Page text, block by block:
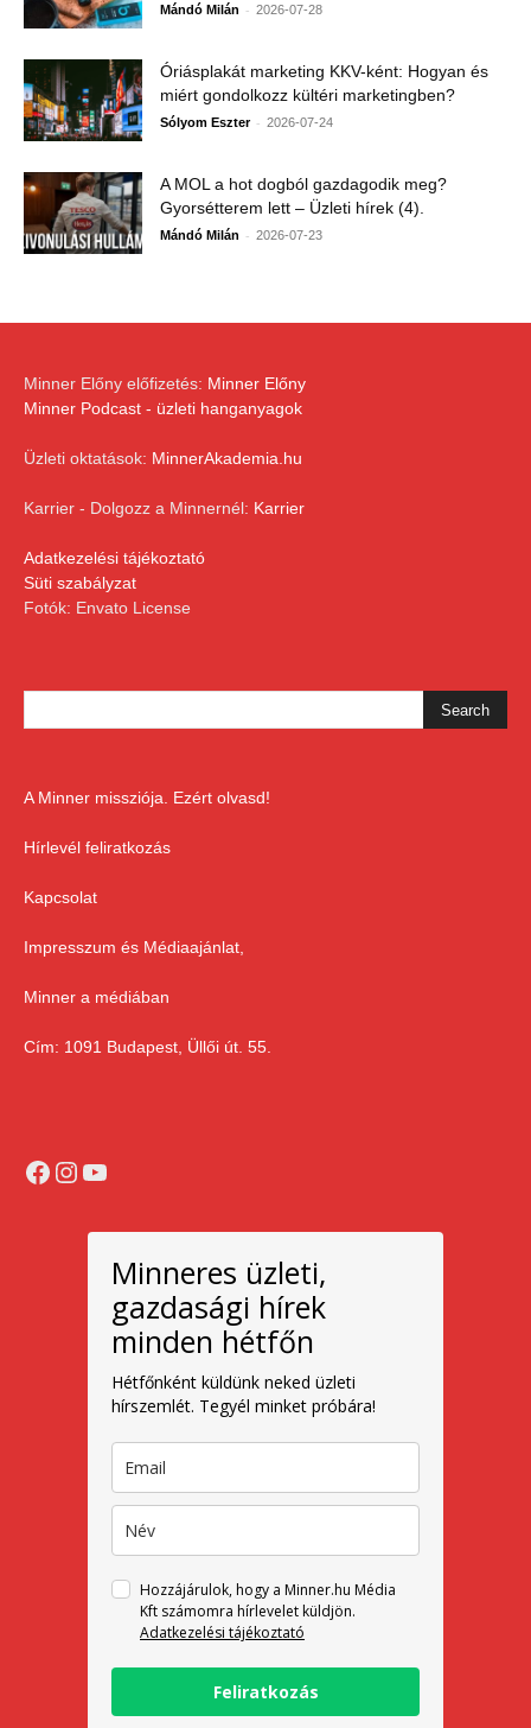
Mándó Milán - 2026-07-28
Óriásplakát marketing KKV-ként: Hogyan és
miért gondolkozz kültéri marketingben?
Sólyom Eszter - 2026-07-24
A MOL a hot dogból gazdagodik meg?
Gyorsétterem lett – Üzleti hírek (4).
Mándó Milán - 2026-07-23
Minner Előny előfizetés: Minner Előny
Minner Podcast - üzleti hanganyagok
Üzleti oktatások: MinnerAkademia.hu
Karrier - Dolgozz a Minnernél: Karrier
Adatkezelési tájékoztató
Süti szabályzat
Fotók: Envato License
A Minner missziója. Ezért olvasd!
Hírlevél feliratkozás
Kapcsolat
Impresszum és Médiaajánlat,
Minner a médiában
Cím: 1091 Budapest, Üllői út. 55.
Facebook
Instagram
YouTube
Minneres üzleti,
gazdasági hírek
minden hétfőn
Hétfőnként küldünk neked üzleti
hírszemlét. Tegyél minket próbára!
Hozzájárulok, hogy a Minner.hu Média
Kft számomra hírlevelet küldjön.
Adatkezelési tájékoztató
Feliratkozás